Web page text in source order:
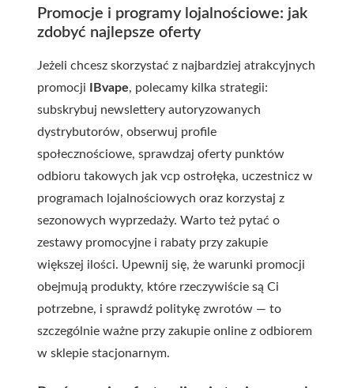
Promocje i programy lojalnościowe: jak
zdobyć najlepsze oferty
Jeżeli chcesz skorzystać z najbardziej atrakcyjnych
promocji
IBvape, polecamy kilka strategii:
subskrybuj newslettery autoryzowanych
dystrybutorów, obserwuj profile
społecznościowe, sprawdzaj oferty punktów
odbioru takowych jak vcp ostrołęka, uczestnicz w
programach lojalnościowych oraz korzystaj z
sezonowych wyprzedaży. Warto też pytać o
zestawy promocyjne i rabaty przy zakupie
większej ilości. Upewnij się, że warunki promocji
obejmują produkty, które rzeczywiście są Ci
potrzebne, i sprawdź politykę zwrotów — to
szczególnie ważne przy zakupie online z odbiorem
w sklepie stacjonarnym.